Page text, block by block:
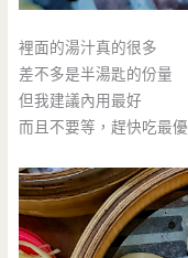
裡面的湯汁真的很多
差不多是半湯匙的份量
但我建議內用最好
而且不要等，趕快吃最優